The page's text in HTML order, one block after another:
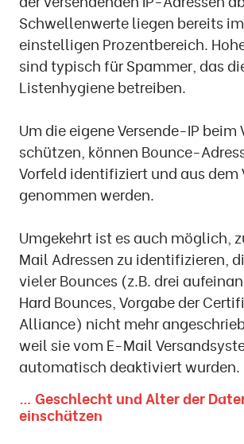
Schwellenwerte liegen bereits
einstelligen Prozentbereich.
sind typisch für Spammer, das
Listenhygiene betreiben.
Um die eigene Versende-IP beim
schützen, können Bounce-
Vorfeld identifiziert und aus dem
genommen werden.
Umgekehrt ist es auch möglich,
Mail Adressen zu identifizieren,
vieler Bounces (z.B. drei
Hard Bounces, Vorgabe der
Alliance) nicht mehr
weil sie vom E-Mail
automatisch deaktiviert wurden.
… Geschlecht und Alter der
einschätzen